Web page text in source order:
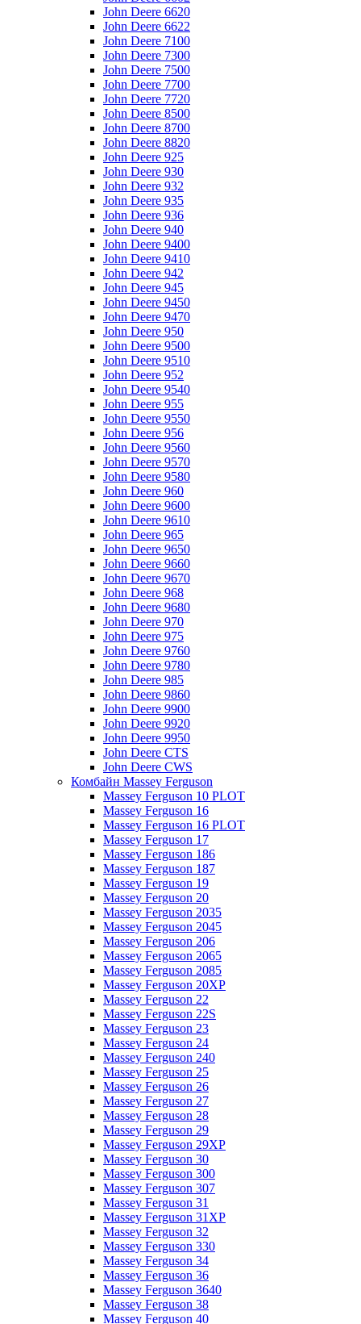
John Deere 6620
John Deere 6622
John Deere 7100
John Deere 7300
John Deere 7500
John Deere 7700
John Deere 7720
John Deere 8500
John Deere 8700
John Deere 8820
John Deere 925
John Deere 930
John Deere 932
John Deere 935
John Deere 936
John Deere 940
John Deere 9400
John Deere 9410
John Deere 942
John Deere 945
John Deere 9450
John Deere 9470
John Deere 950
John Deere 9500
John Deere 9510
John Deere 952
John Deere 9540
John Deere 955
John Deere 9550
John Deere 956
John Deere 9560
John Deere 9570
John Deere 9580
John Deere 960
John Deere 9600
John Deere 9610
John Deere 965
John Deere 9650
John Deere 9660
John Deere 9670
John Deere 968
John Deere 9680
John Deere 970
John Deere 975
John Deere 9760
John Deere 9780
John Deere 985
John Deere 9860
John Deere 9900
John Deere 9920
John Deere 9950
John Deere CTS
John Deere CWS
Комбайн Massey Ferguson
Massey Ferguson 10 PLOT
Massey Ferguson 16
Massey Ferguson 16 PLOT
Massey Ferguson 17
Massey Ferguson 186
Massey Ferguson 187
Massey Ferguson 19
Massey Ferguson 20
Massey Ferguson 2035
Massey Ferguson 2045
Massey Ferguson 206
Massey Ferguson 2065
Massey Ferguson 2085
Massey Ferguson 20XP
Massey Ferguson 22
Massey Ferguson 22S
Massey Ferguson 23
Massey Ferguson 24
Massey Ferguson 240
Massey Ferguson 25
Massey Ferguson 26
Massey Ferguson 27
Massey Ferguson 28
Massey Ferguson 29
Massey Ferguson 29XP
Massey Ferguson 30
Massey Ferguson 300
Massey Ferguson 307
Massey Ferguson 31
Massey Ferguson 31XP
Massey Ferguson 32
Massey Ferguson 330
Massey Ferguson 34
Massey Ferguson 36
Massey Ferguson 3640
Massey Ferguson 38
Massey Ferguson 40